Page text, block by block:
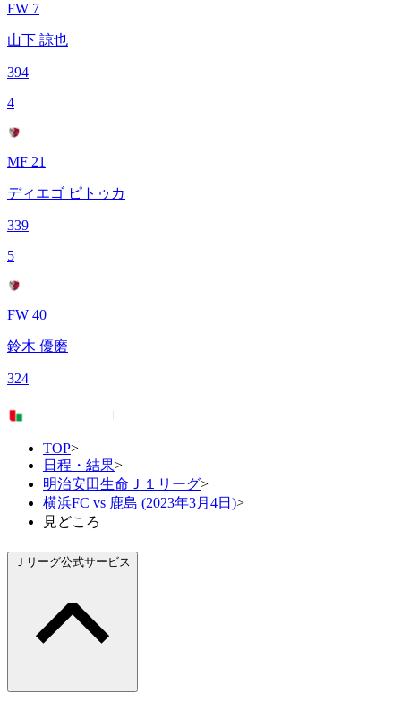
FW 7
山下 諒也
394
4
MF 21
ディエゴ ピトゥカ
339
5
FW 40
鈴木 優磨
324
TOP>
日程・結果>
明治安田生命Ｊ１リーグ>
横浜FC vs 鹿島 (2023年3月4日)>
見どころ
Ｊリーグ公式サービス